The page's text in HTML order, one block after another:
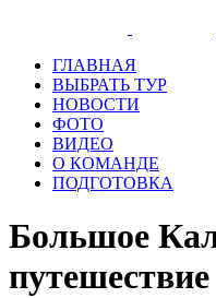
ГЛАВНАЯ
ВЫБРАТЬ ТУР
НОВОСТИ
ФОТО
ВИДЕО
О КОМАНДЕ
ПОДГОТОВКА
Большое
путешествие